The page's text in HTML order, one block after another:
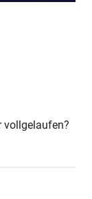
vollgelaufen?